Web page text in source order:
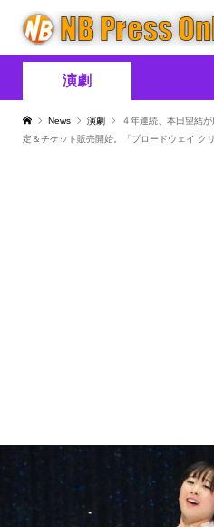
演劇
News 演劇
４年連続、本田望結
定＆チケット販売開始。「ブロードウェイ ク